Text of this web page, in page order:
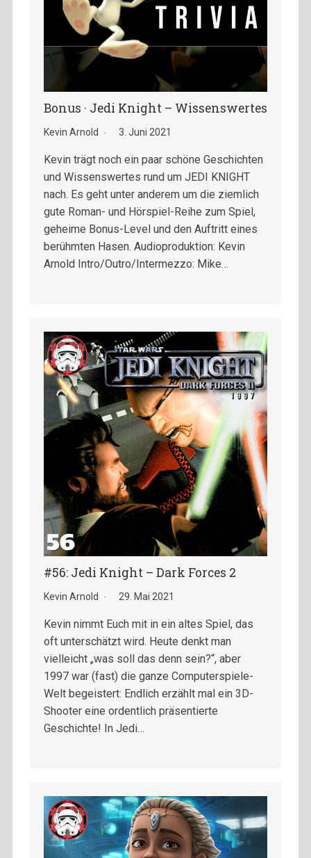
Bonus · Jedi Knight – Wissenswertes
Kevin Arnold 3. Juni 2021
Kevin trägt noch ein paar schöne Geschichten
und Wissenswertes rund um JEDI KNIGHT
nach. Es geht unter anderem um die ziemlich
gute Roman- und Hörspiel-Reihe zum Spiel,
geheime Bonus-Level und den Auftritt eines
berühmten Hasen. Audioproduktion: Kevin
Arnold Intro/Outro/Intermezzo: Mike…
#56: Jedi Knight – Dark Forces 2
Kevin Arnold 29. Mai 2021
Kevin nimmt Euch mit in ein altes Spiel, das
oft unterschätzt wird. Heute denkt man
vielleicht „was soll das denn sein?“, aber
1997 war (fast) die ganze Computerspiele-
Welt begeistert: Endlich erzählt mal ein 3D-
Shooter eine ordentlich präsentierte
Geschichte! In Jedi…